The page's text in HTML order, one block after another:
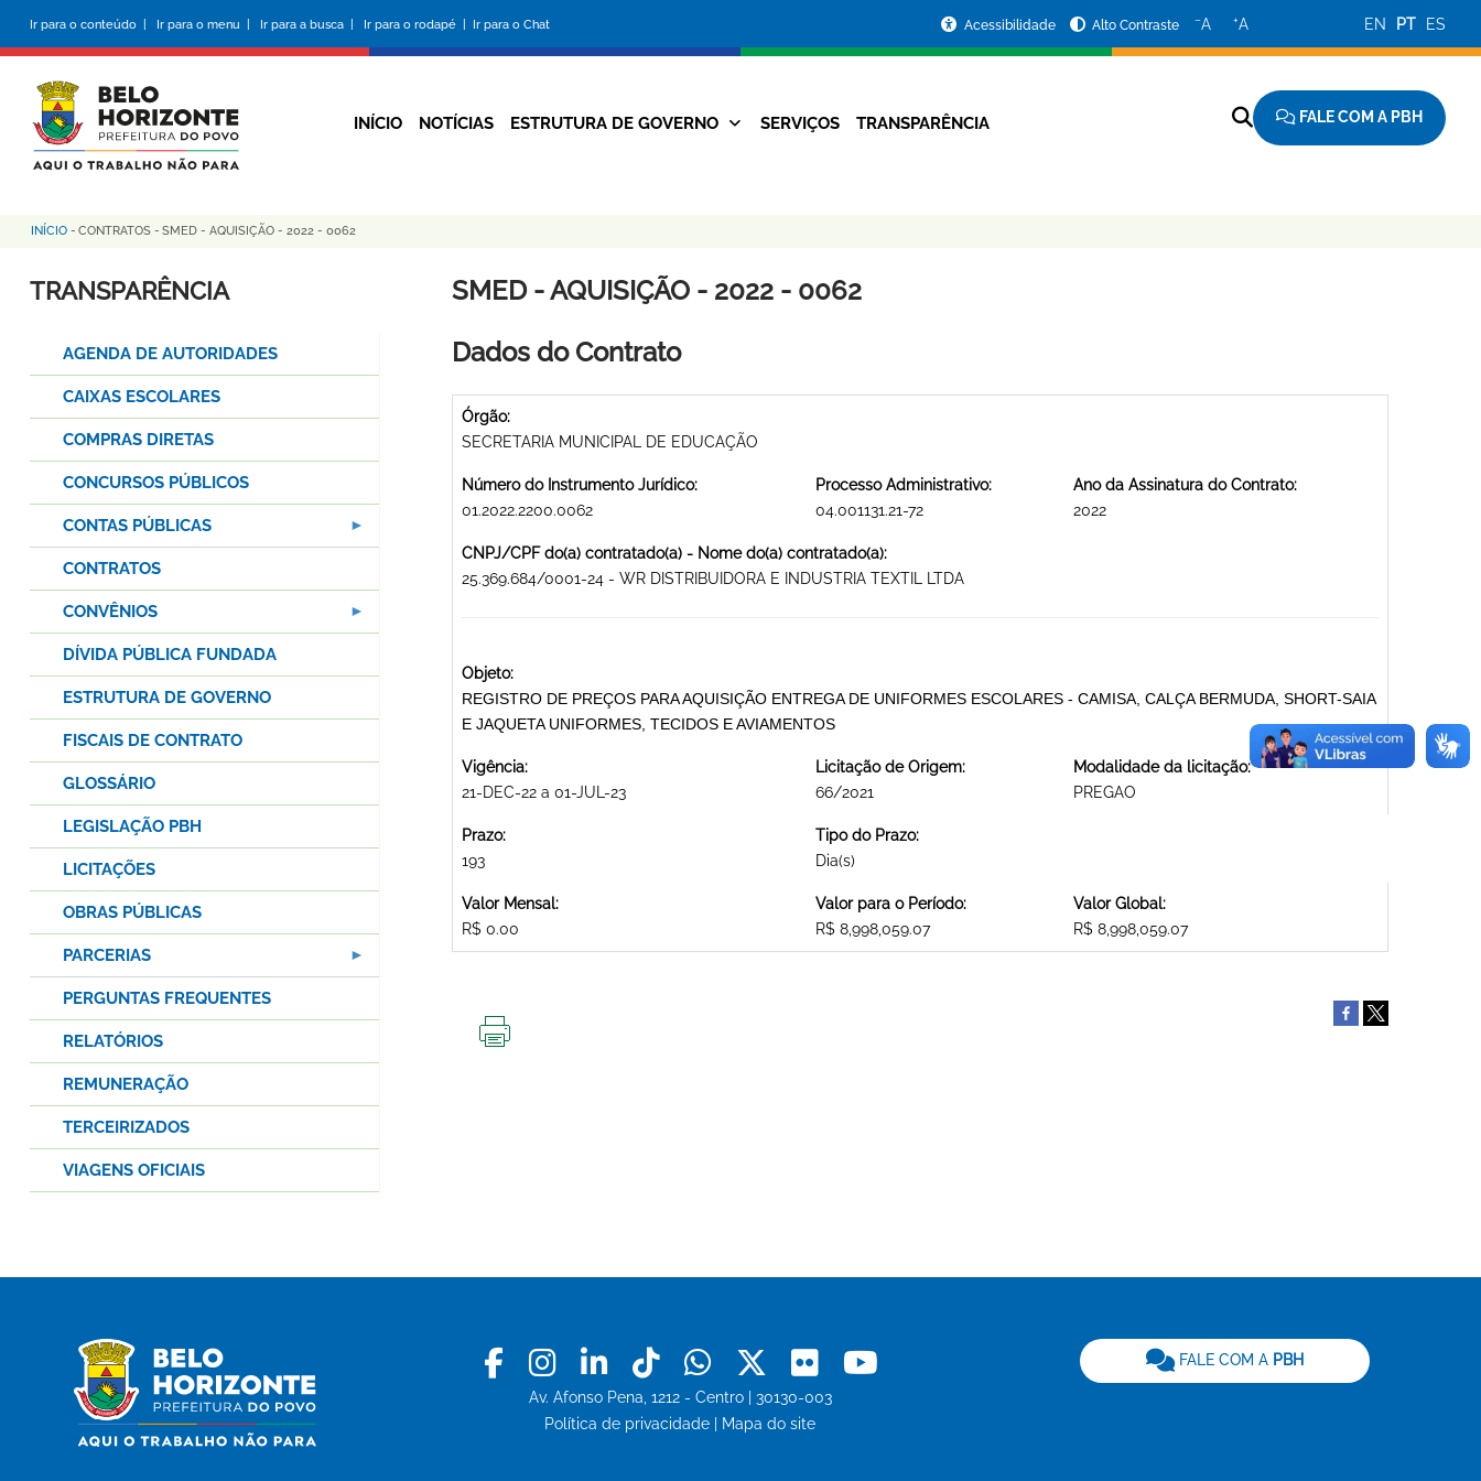
conteúdo
principal
Ir para o conteúdo | Ir para o menu | Ir para a busca | Ir para o rodapé | Ir para o Chat
da
Prefeitura
Acessibilidade Alto Contraste −A +A EN PT ES
Navegação
INÍCIO NOTÍCIAS ESTRUTURA DE GOVERNO SERVIÇOS TRANSPARÊNCIA FALE COM A PBH
Trilha
de
INÍCIO - CONTRATOS - SMED - AQUISIÇÃO - 2022 - 0062
SMED - AQUISIÇÃO - 2022 - 0062
Dados do Contrato
Órgão:
SECRETARIA MUNICIPAL DE EDUCAÇÃO
Número do Instrumento Jurídico:
01.2022.2200.0062
Processo Administrativo:
04.001131.21-72
Ano da Assinatura do Contrato:
2022
CNPJ/CPF do(a) contratado(a) - Nome do(a) contratado(a):
25.369.684/0001-24 - WR DISTRIBUIDORA E INDUSTRIA TEXTIL LTDA
Objeto:
REGISTRO DE PREÇOS PARA AQUISIÇÃO ENTREGA DE UNIFORMES ESCOLARES - CAMISA, CALÇA BERMUDA, SHORT-SAIA
E JAQUETA UNIFORMES, TECIDOS E AVIAMENTOS
Vigência:
21-DEC-22 a 01-JUL-23
Licitação de Origem:
66/2021
Modalidade da licitação:
PREGAO
Prazo:
193
Tipo do Prazo:
Dia(s)
Valor Mensal:
R$ 0.00
Valor para o Período:
R$ 8,998,059.07
Valor Global:
R$ 8,998,059.07
TRANSPARÊNCIA
AGENDA DE AUTORIDADES
CAIXAS ESCOLARES
COMPRAS DIRETAS
CONCURSOS PÚBLICOS
CONTAS PÚBLICAS
CONTRATOS
CONVÊNIOS
DÍVIDA PÚBLICA FUNDADA
ESTRUTURA DE GOVERNO
FISCAIS DE CONTRATO
GLOSSÁRIO
LEGISLAÇÃO PBH
LICITAÇÕES
OBRAS PÚBLICAS
PARCERIAS
PERGUNTAS FREQUENTES
RELATÓRIOS
REMUNERAÇÃO
TERCEIRIZADOS
VIAGENS OFICIAIS
Facebook
Instagram
LinkedinTiktokWhatsapp
X Flickr
Av. Afonso Pena, 1212 - Centro | 30130-003
Política de privacidade
Mapa do site
FALE COM A PBH